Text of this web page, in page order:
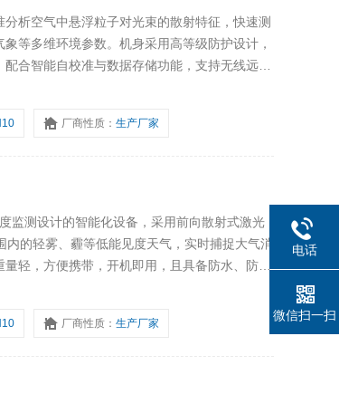
析空气中悬浮粒子对光束的散射特征，快速测
等多维环境参数。机身采用高等级防护设计，
合智能自校准与数据存储功能，支持无线远程
厂商性质：生产厂家
监测设计的智能化设备，采用前向散射式激光
的轻雾、霾等低能见度天气，实时捕捉大气消
轻，方便携带，开机即用，且具备防水、防
厂商性质：生产厂家
电话
微信扫一扫